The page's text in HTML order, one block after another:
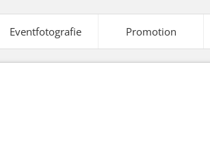
Eventfotografie Promotion